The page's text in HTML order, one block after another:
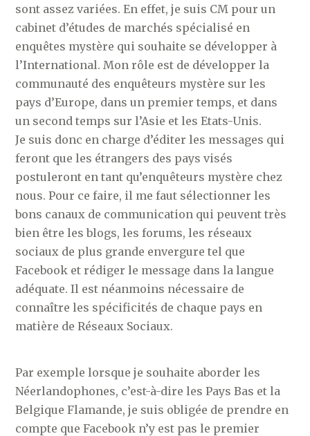
sont assez variées. En effet, je suis CM pour un
cabinet d’études de marchés spécialisé en
enquêtes mystère qui souhaite se développer à
l’International. Mon rôle est de développer la
communauté des enquêteurs mystère sur les
pays d’Europe, dans un premier temps, et dans
un second temps sur l’Asie et les Etats-Unis.
Je suis donc en charge d’éditer les messages qui
feront que les étrangers des pays visés
postuleront en tant qu’enquêteurs mystère chez
nous. Pour ce faire, il me faut sélectionner les
bons canaux de communication qui peuvent très
bien être les blogs, les forums, les réseaux
sociaux de plus grande envergure tel que
Facebook et rédiger le message dans la langue
adéquate. Il est néanmoins nécessaire de
connaître les spécificités de chaque pays en
matière de Réseaux Sociaux.
Par exemple lorsque je souhaite aborder les
Néerlandophones, c’est-à-dire les Pays Bas et la
Belgique Flamande, je suis obligée de prendre en
compte que Facebook n’y est pas le premier